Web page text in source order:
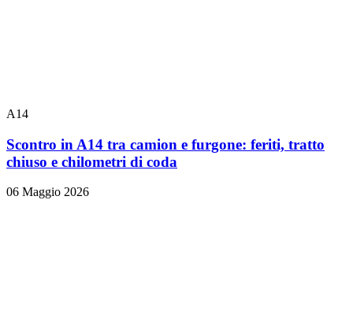
A14
Scontro in A14 tra camion e furgone: feriti, tratto
chiuso e chilometri di coda
06 Maggio 2026